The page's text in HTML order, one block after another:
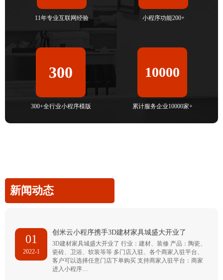
11年专业互联网经验 小程序功能200+
300
300+全行业小程序模版
10000
累计服务企业10000家+
新闻动态
01
2022-1
创米云小程序携手3D建材家具城盛大开业了
3D建材家具城盛大开业了 行业：建材、装修 产品：陶瓷、
瓷砖、卫浴、软装等等 多门店入驻、各个商家入驻平台、
客户可以选择任意门店下单购买 支持商家入驻平台：商家
进入小程序…